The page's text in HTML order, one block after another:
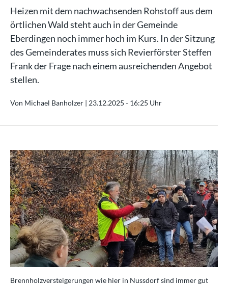
Heizen mit dem nachwachsenden Rohstoff aus dem
örtlichen Wald steht auch in der Gemeinde
Eberdingen noch immer hoch im Kurs. In der Sitzung
des Gemeinderates muss sich Revierförster Steffen
Frank der Frage nach einem ausreichenden Angebot
stellen.
Von Michael Banholzer | 23.12.2025 - 16:25 Uhr
Brennholzversteigerungen wie hier in Nussdorf sind immer gut